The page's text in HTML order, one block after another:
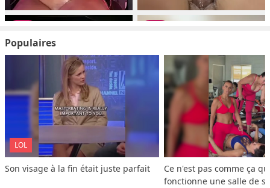
Populaires
LOL
Son visage à la fin était juste parfait
Ce n'est pas comme ça
fonctionne une salle de